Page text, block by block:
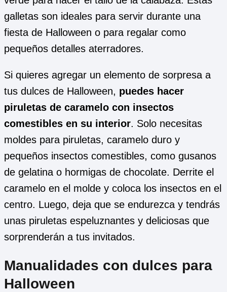
galletas son ideales para servir durante una
fiesta de Halloween o para regalar como
pequeños detalles aterradores.
Si quieres agregar un elemento de sorpresa a
tus dulces de Halloween, puedes hacer
piruletas de caramelo con insectos
comestibles en su interior. Solo necesitas
moldes para piruletas, caramelo duro y
pequeños insectos comestibles, como gusanos
de gelatina o hormigas de chocolate. Derrite el
caramelo en el molde y coloca los insectos en el
centro. Luego, deja que se endurezca y tendrás
unas piruletas espeluznantes y deliciosas que
sorprenderán a tus invitados.
Manualidades con dulces para
Halloween